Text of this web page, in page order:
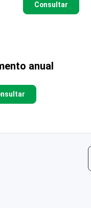
Consultar
anual